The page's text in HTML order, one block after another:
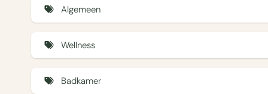
Algemeen
Duurzame woning (Eco) (31)
Huisdiervriendelijk (46)
Laadpaal (2)
Wellness
Elektrische hottub (17)
Badkamer